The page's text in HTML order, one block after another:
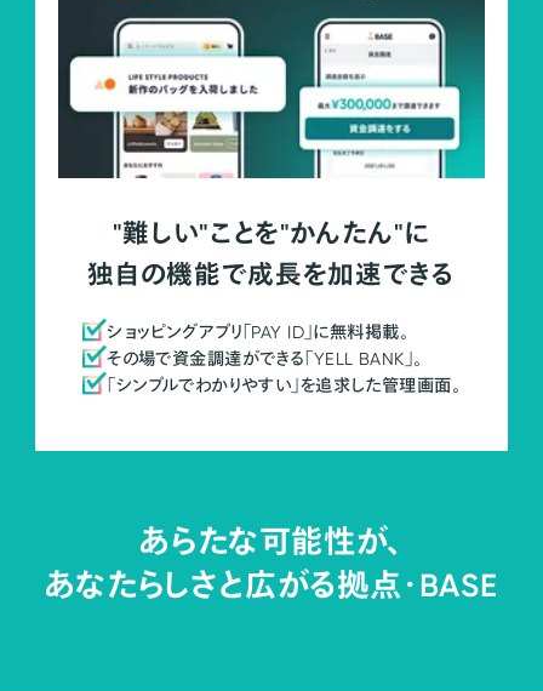
"難しい"ことを"かんたん"に
独自の機能で成長を加速できる
ショッピングアプリ「PAY ID」に無料掲載。
その場で資金調達ができる「YELL BANK」。
「シンプルでわかりやすい」を追求した管理画面。
あらたな可能性が、
あなたらしさと広がる拠点・BASE